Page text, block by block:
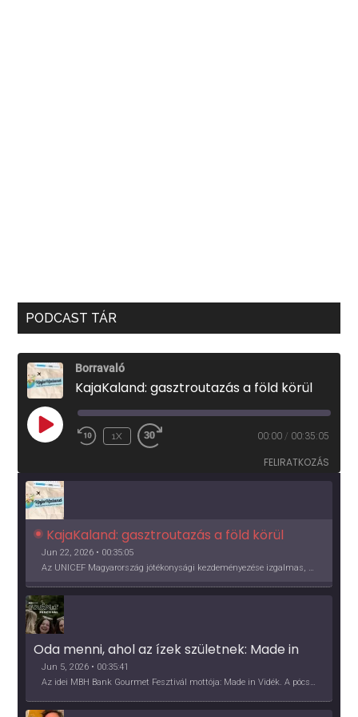
PODCAST TÁR
Borravaló
KajaKaland: gasztroutazás a föld körül
PLAY
EPISODE
1X 00:00 / 00:35:05
FELIRATKOZÁS
KajaKaland: gasztroutazás a föld körül
Jun 22, 2026 • 00:35:05
Az UNICEF Magyarország jótékonysági kezdeményezése izgalmas, egész éves világkörüli ízutazásra hív, igazi családi program és gasztroedukáció, illetve segítség a rászorulóknak is egyben.
Oda menni, ahol az ízek születnek: Made in
Vidék, Gourmet Fesztivál 2026
Jun 5, 2026 • 00:35:41
Az idei MBH Bank Gourmet Fesztivál mottója: Made in Vidék. A pócsmegyeri Papi, a mályinkai Iszkor és a szigligeti Villa Kabala tulajdonosai beszélnek arról, hogy mit jelentenek nekik a vidék ízei.